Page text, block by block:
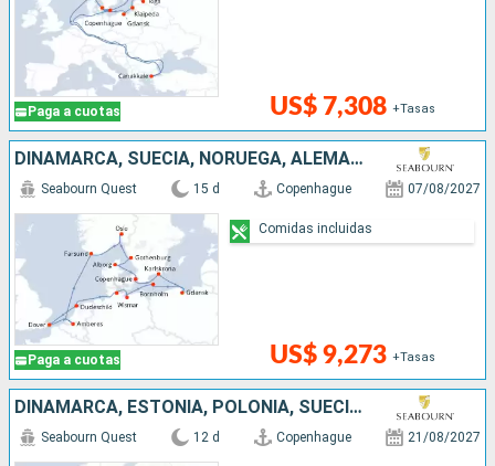
Paga a cuotas US$ 7,308 +Tasas
DINAMARCA, SUECIA, NORUEGA, ALEMANIA, BÉLGICA, HONDURAS, REINO UNIDO, POLONIA
Paga a cuotas
Seabourn Quest 15 d Copenhague 07/08/2027
US$ 9,273 +Tasas
Comidas incluidas
DINAMARCA, ESTONIA, POLONIA, SUECIA, LITUANIA, TURQUÍA, LETONIA
Seabourn Quest 12 d Copenhague 21/08/2027